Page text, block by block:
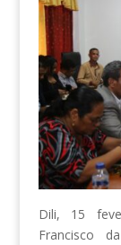
Dili, 15
Francisco